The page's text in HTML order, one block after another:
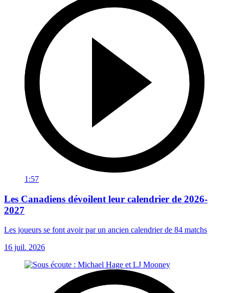
1:57
Les Canadiens dévoilent leur calendrier de 2026-
2027
Les joueurs se font avoir par un ancien calendrier de 84 matchs
16 juil. 2026